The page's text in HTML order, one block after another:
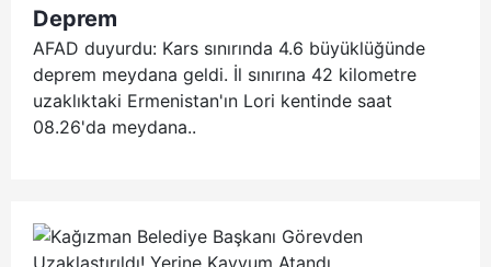
Deprem
AFAD duyurdu: Kars sınırında 4.6 büyüklüğünde
deprem meydana geldi. İl sınırına 42 kilometre
uzaklıktaki Ermenistan'ın Lori kentinde saat
08.26'da meydana..